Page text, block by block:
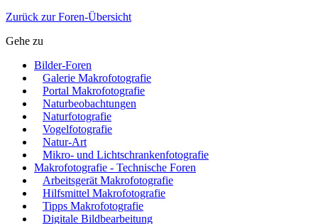
Zurück zur Foren-Übersicht
Gehe zu
Bilder-Foren
Galerie Makrofotografie
Portal Makrofotografie
Naturbeobachtungen
Naturfotografie
Vogelfotografie
Natur-Art
Mikro- und Lichtschrankenfotografie
Makrofotografie - Technische Foren
Arbeitsgerät Makrofotografie
Hilfsmittel Makrofotografie
Tipps Makrofotografie
Digitale Bildbearbeitung